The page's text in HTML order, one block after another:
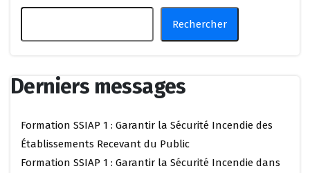
Rechercher
Derniers messages
Formation SSIAP 1 : Garantir la Sécurité Incendie des
Établissements Recevant du Public
Formation SSIAP 1 : Garantir la Sécurité Incendie dans